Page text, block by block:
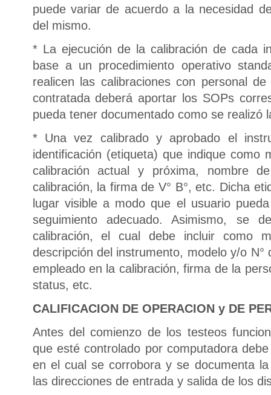
puede variar de acuerdo a la necesidad
del mismo.
* La ejecución de la calibración de cada
base a un procedimiento operativo
realicen las calibraciones con personal
contratada deberá aportar los SOPs
pueda tener documentado como se realizó
* Una vez calibrado y aprobado el
identificación (etiqueta) que indique como
calibración actual y próxima, nombre
calibración, la firma de V° B°, etc. Dicha
lugar visible a modo que el usuario
seguimiento adecuado. Asimismo, se
calibración, el cual debe incluir como
descripción del instrumento, modelo y/o
empleado en la calibración, firma de la
status, etc.
CALIFICACION DE OPERACION y DE
Antes del comienzo de los testeos
que esté controlado por computadora
en el cual se corrobora y se documenta
las direcciones de entrada y salida de los